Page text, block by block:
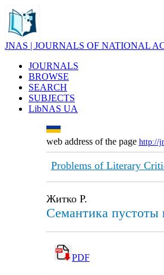
JNAS | JOURNALS OF NATIONAL
JOURNALS
BROWSE
SEARCH
SUBJECTS
LibNAS UA
web address of the page http://
Problems of Literary
Житко Р.
Семантика пустоты
PDF